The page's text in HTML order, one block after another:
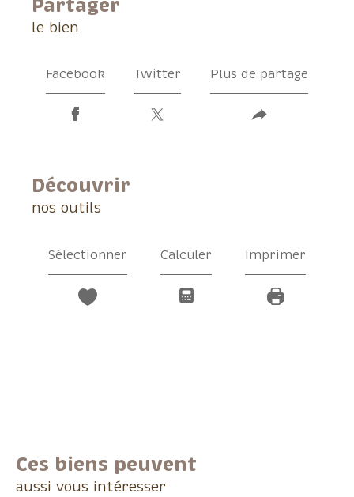
partager
le bien
Facebook Twitter Plus de partage
découvrir
nos outils
Sélectionner Calculer Imprimer
Ces biens peuvent
aussi vous intéresser